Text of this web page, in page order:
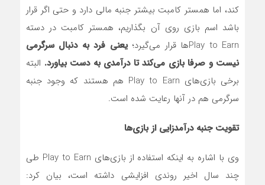
کند، اما همستر کامبت بیشتر جنبه مالی دارد و حتی اگر قرار
باشد اسم بازی روی آن بگذاریم، همستر کامبت در دسته
Play to Earnها قرار می‌گیرد؛
یعنی فرد به دنبال سرگرمی
نیست و صرفا بازی می‌کند تا درآمدی به دست بیاورد. البته
برخی بازی‌های Play to Earn هم هستند که وجود جنبه
سرگرمی هم در آنها رعایت شده است.
تقویت جنبه درآمدزایی از بازی‌ها
وی با اشاره به اینکه استفاده از بازی‌های Play to Earn طی
چند سال اخیر روندی افزایشی داشته است،‌ بیان کرد: